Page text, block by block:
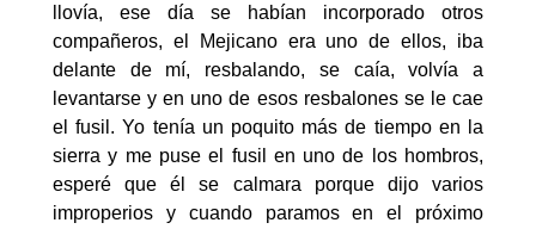
llovía, ese día se habían incorporado otros
compañeros, el Mejicano era uno de ellos, iba
delante de mí, resbalando, se caía, volvía a
levantarse y en uno de esos resbalones se le cae
el fusil. Yo tenía un poquito más de tiempo en la
sierra y me puse el fusil en uno de los hombros,
esperé que él se calmara porque dijo varios
improperios y cuando paramos en el próximo